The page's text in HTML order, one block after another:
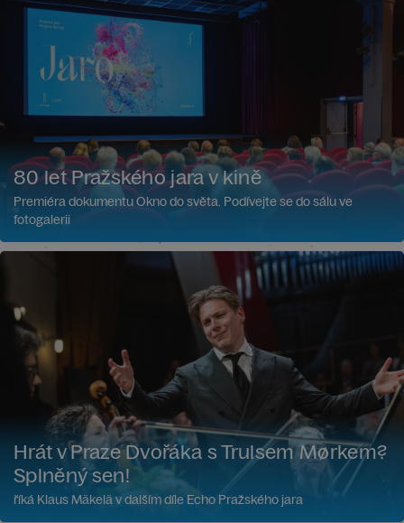
80 let Pražského jara v kině
Premiéra dokumentu Okno do světa. Podívejte se do sálu ve
fotogalerii
Hrát v Praze Dvořáka s Trulsem Mørkem?
Splněný sen!
říká Klaus Mäkelä v dalším díle Echo Pražského jara